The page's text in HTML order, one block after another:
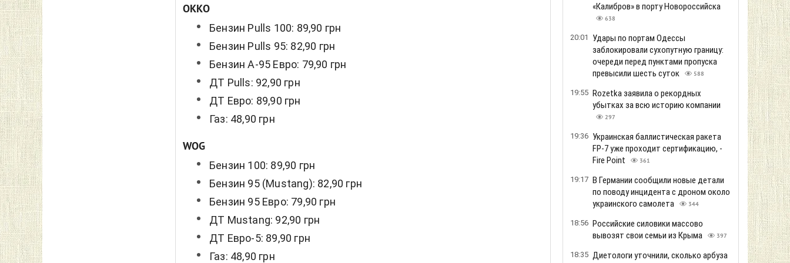
OKKO
Бензин Pulls 100: 89,90 грн
Бензин Pulls 95: 82,90 грн
Бензин А-95 Евро: 79,90 грн
ДТ Pulls: 92,90 грн
ДТ Евро: 89,90 грн
Газ: 48,90 грн
WOG
Бензин 100: 89,90 грн
Бензин 95 (Mustang): 82,90 грн
Бензин 95 Евро: 79,90 грн
ДТ Mustang: 92,90 грн
ДТ Евро-5: 89,90 грн
Газ: 48,90 грн
«Калибров» в порту Новороссийска
638
20:01
Удары по портам Одессы
заблокировали сухопутную границу:
очереди перед пунктами пропуска
превысили шесть суток
588
19:55 Rozetka заявила о рекордных
убытках за всю историю компании
297
19:36 Украинская баллистическая ракета
FP-7 уже проходит сертификацию, -
Fire Point
361
19:17 В Германии сообщили новые детали
по поводу инцидента с дроном около
украинского самолета
344
18:56 Российские силовики массово
вывозят свои семьи из Крыма
397
18:35 Диетологи уточнили, сколько арбуза